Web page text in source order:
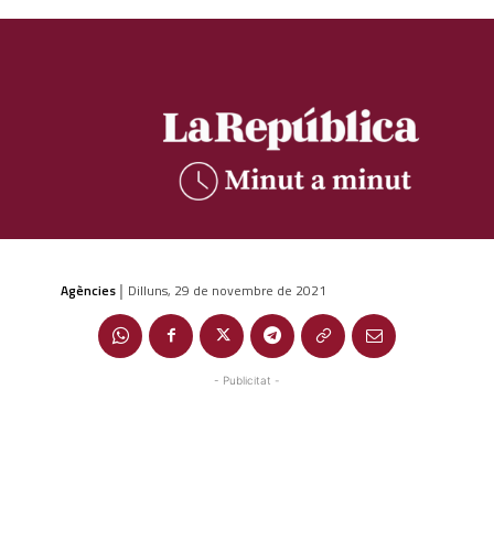
Agències | Dilluns, 29 de novembre de 2021
- Publicitat -